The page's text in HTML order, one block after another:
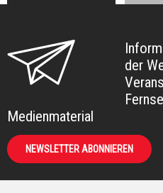
der
Medienmaterial
NEWSLETTER ABONNIEREN